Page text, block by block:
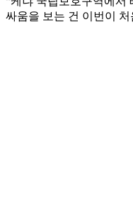
싸움을 보는 건 이번이